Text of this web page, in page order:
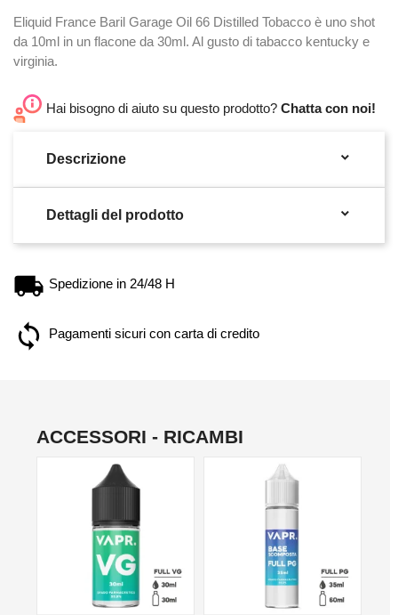
Eliquid France Baril Garage Oil 66 Distilled Tobacco è uno shot
da 10ml in un flacone da 30ml. Al gusto di tabacco kentucky e
virginia.
Hai bisogno di aiuto su questo prodotto? Chatta con noi!
Descrizione 
Dettagli del prodotto 
Spedizione in 24/48 H
Pagamenti sicuri con carta di credito
ACCESSORI - RICAMBI